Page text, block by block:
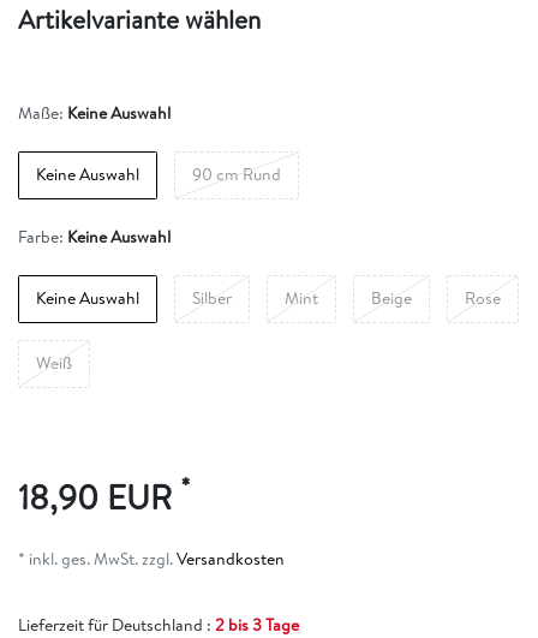
Artikelvariante wählen
Maße: Keine Auswahl
Keine Auswahl 90 cm Rund
Farbe: Keine Auswahl
Keine Auswahl Silber Mint Beige Rose
Weiß
18,90 EUR *
* inkl. ges. MwSt. zzgl.Versandkosten
Lieferzeit für Deutschland : 2 bis 3 Tage